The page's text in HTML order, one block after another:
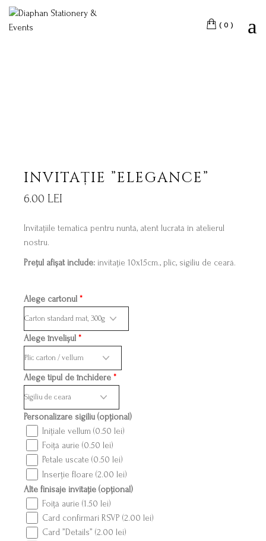
the
content
(0)
INVITAȚIE ”ELEGANCE”
6.00 LEI
Invitațiile tematică pentru nuntă, atent lucrată în atelierul
nostru.
Prețul afișat include: invitație 10x15cm., plic, sigiliu de ceară.
Alege cartonul*
Alege învelișul*
Alege tipul de închidere*
Personalizare sigiliu (opțional)
Inițiale vellum (0.50lei)
Foiță aurie (0.50lei)
Petale uscate (0.50lei)
Inserție floare (2.00lei)
Alte finisaje invitație (opțional)
Foiță aurie (1.50lei)
Card confirmări RSVP (2.00lei)
Card ”Details” (2.00lei)